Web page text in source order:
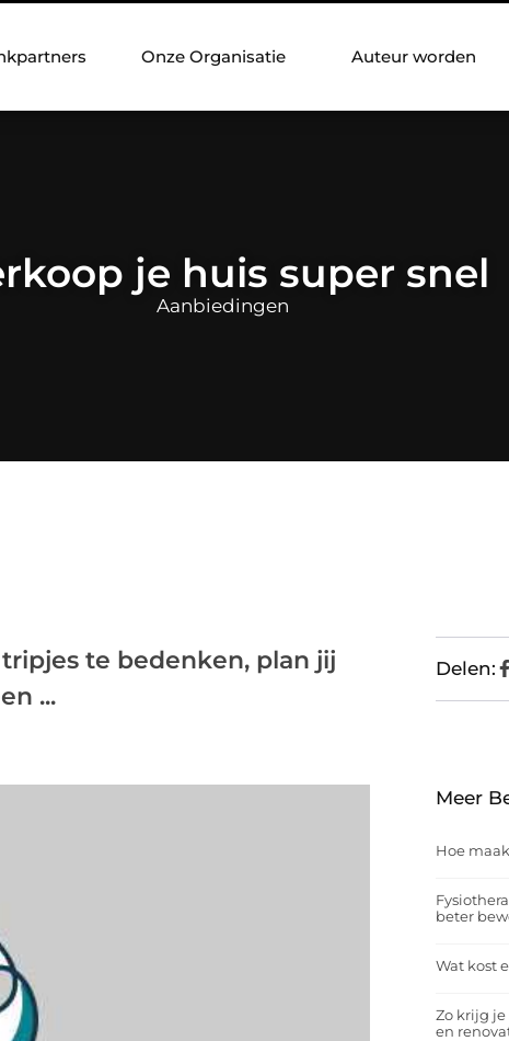
Onze Organisatie Auteur worden
je huis super snel
Aanbiedingen
te bedenken, plan jij
...
Delen:
Meer
Hoe
beter
Wat kost
Zo krijg
en